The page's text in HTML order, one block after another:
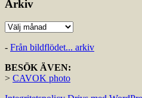
Arkiv
Arkiv
- Från bildflödet... arkiv
BESÖK ÄVEN:
> CAVOK photo